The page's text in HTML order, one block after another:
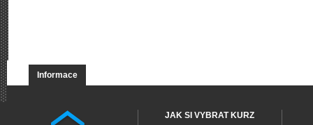
Informace
JAK SI VYBRAT KURZ